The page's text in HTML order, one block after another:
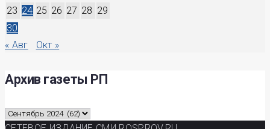
23 24 25 26 27 28 29
30
« Авг
Окт »
Архив газеты РП
Архив